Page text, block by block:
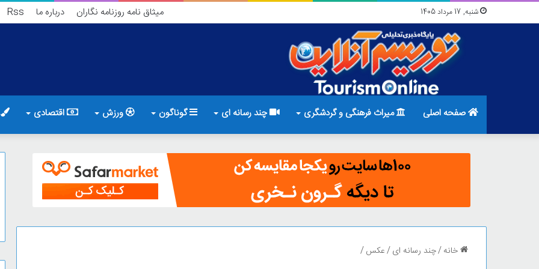
شنبه, 17 مرداد 1405 میثاق نامه روزنامه نگاران درباره ما Rss
صفحه اصلی میراث فرهنگی و گردشگری چند رسانه ای گوناگون ورزش اقتصادی
خانه/چند رسانه ای/عکس/